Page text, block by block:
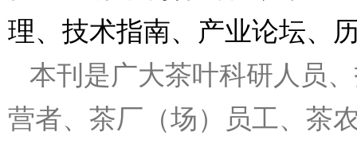
理、技术指南、产业论坛、
本刊是广大茶叶科研人员
营者、茶厂（场）员工、茶